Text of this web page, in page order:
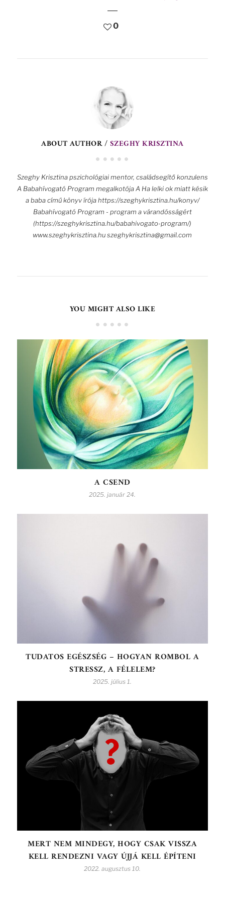
0
ABOUT AUTHOR /SZEGHY KRISZTINA
Szeghy Krisztina pszichológiai mentor, családsegítő konzulens
A Babahívogató Program megalkotója A Ha lelki ok miatt késik
a baba című könyv írója https://szeghykrisztina.hu/konyv/
Babahívogató Program - program a várandósságért
(https://szeghykrisztina.hu/babahivogato-program/)
www.szeghykrisztina.hu szeghykrisztina@gmail.com
YOU MIGHT ALSO LIKE
A CSEND
2025. január 24.
TUDATOS EGÉSZSÉG – HOGYAN ROMBOL A
STRESSZ, A FÉLELEM?
2025. július 1.
MERT NEM MINDEGY, HOGY CSAK VISSZA
KELL RENDEZNI VAGY ÚJJÁ KELL ÉPÍTENI
2022. augusztus 10.